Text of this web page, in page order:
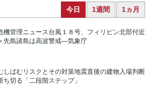
今日 1週間 1ヵ月
機管理ニュース台風１８号、フィリピン北部付近
先島諸島は高波警戒―気象庁
しばむリスクとその対策地震直後の建物入場判断
ち切る「二段階ステップ」